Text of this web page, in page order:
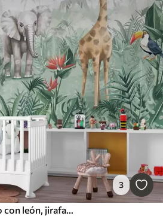
3
Diseño infantil selvático con león, jirafa, elefante y loros